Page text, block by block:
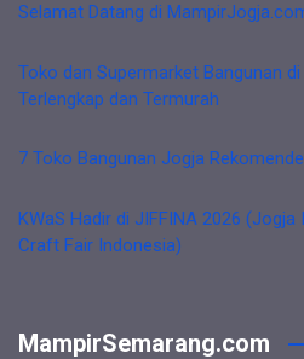
Selamat Datang di
Toko dan Supermarket Bangunan
Terlengkap dan Termurah
7 Toko Bangunan Jogja
KWaS Hadir di JIFFINA 2026
Craft Fair Indonesia)
MampirSemarang.com